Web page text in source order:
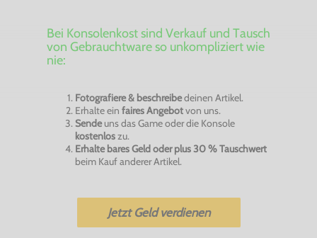
Bei Konsolenkost sind Verkauf und Tausch
von Gebrauchtware so unkompliziert wie
nie:
Fotografiere & beschreibedeinen Artikel.
Erhalte ein faires Angebotvon uns.
Sendeuns das Game oder die Konsole
kostenloszu.
Erhalte bares Geld oder plus 30 % Tauschwert
beim Kauf anderer Artikel.
Jetzt Geld verdienen